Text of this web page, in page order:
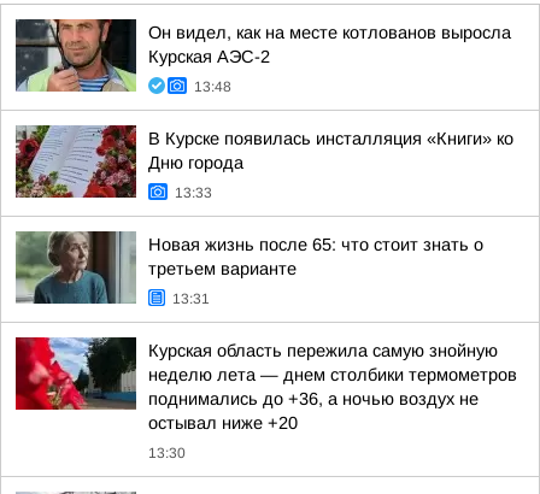
Он видел, как на месте котлованов выросла
Курская АЭС-2
13:48
В Курске появилась инсталляция «Книги» ко
Дню города
13:33
Новая жизнь после 65: что стоит знать о
третьем варианте
13:31
Курская область пережила самую знойную
неделю лета — днем столбики термометров
поднимались до +36, а ночью воздух не
остывал ниже +20
13:30